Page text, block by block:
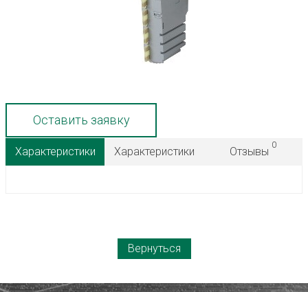
Оставить заявку
Характеристики Характеристики Отзывы
0
Вернуться